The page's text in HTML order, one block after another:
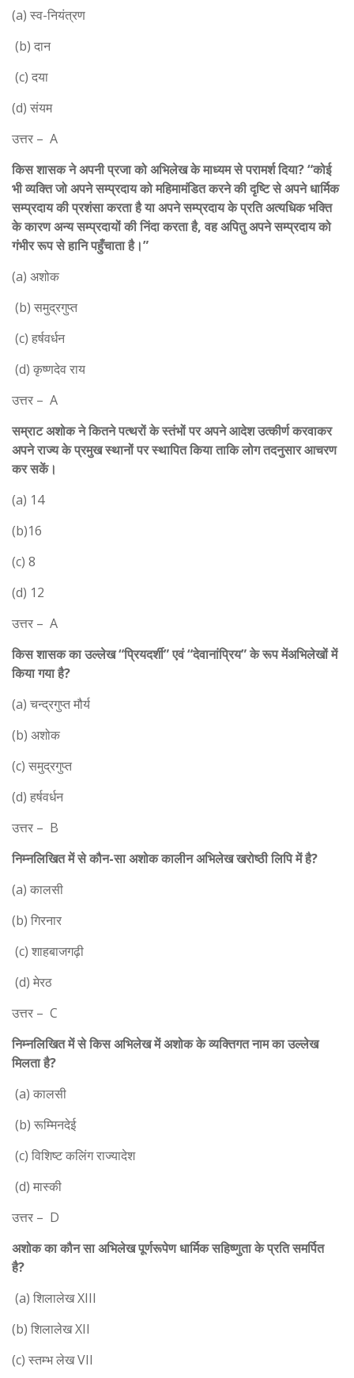
(a) स्व-नियंत्रण
(b) दान
(c) दया
(d) संयम
उत्तर – A
किस शासक ने अपनी प्रजा को अभिलेख के माध्यम से परामर्श दिया? “कोई
भी व्यक्ति जो अपने सम्प्रदाय को महिमामंडित करने की दृष्टि से अपने धार्मिक
सम्प्रदाय की प्रशंसा करता है या अपने सम्प्रदाय के प्रति अत्यधिक भक्ति
के कारण अन्य सम्प्रदायों की निंदा करता है, वह अपितु अपने सम्प्रदाय को
गंभीर रूप से हानि पहुँचाता है।”
(a) अशोक
(b) समुद्रगुप्त
(c) हर्षवर्धन
(d) कृष्णदेव राय
उत्तर – A
सम्राट अशोक ने कितने पत्थरों के स्तंभों पर अपने आदेश उत्कीर्ण करवाकर
अपने राज्य के प्रमुख स्थानों पर स्थापित किया ताकि लोग तदनुसार आचरण
कर सकें।
(a) 14
(b)16
(c) 8
(d) 12
उत्तर – A
किस शासक का उल्लेख “प्रियदर्शी” एवं “देवानांप्रिय” के रूप मेंअभिलेखों में
किया गया है?
(a) चन्द्रगुप्त मौर्य
(b) अशोक
(c) समुद्रगुप्त
(d) हर्षवर्धन
उत्तर – B
निम्नलिखित में से कौन-सा अशोक कालीन अभिलेख खरोष्ठी लिपि में है?
(a) कालसी
(b) गिरनार
(c) शाहबाजगढ़ी
(d) मेरठ
उत्तर – C
निम्नलिखित में से किस अभिलेख में अशोक के व्यक्तिगत नाम का उल्लेख
मिलता है?
(a) कालसी
(b) रूम्मिनदेई
(c) विशिष्ट कलिंग राज्यादेश
(d) मास्की
उत्तर – D
अशोक का कौन सा अभिलेख पूर्णरूपेण धार्मिक सहिष्णुता के प्रति समर्पित
है?
(a) शिलालेख XIII
(b) शिलालेख XII
(c) स्तम्भ लेख VII